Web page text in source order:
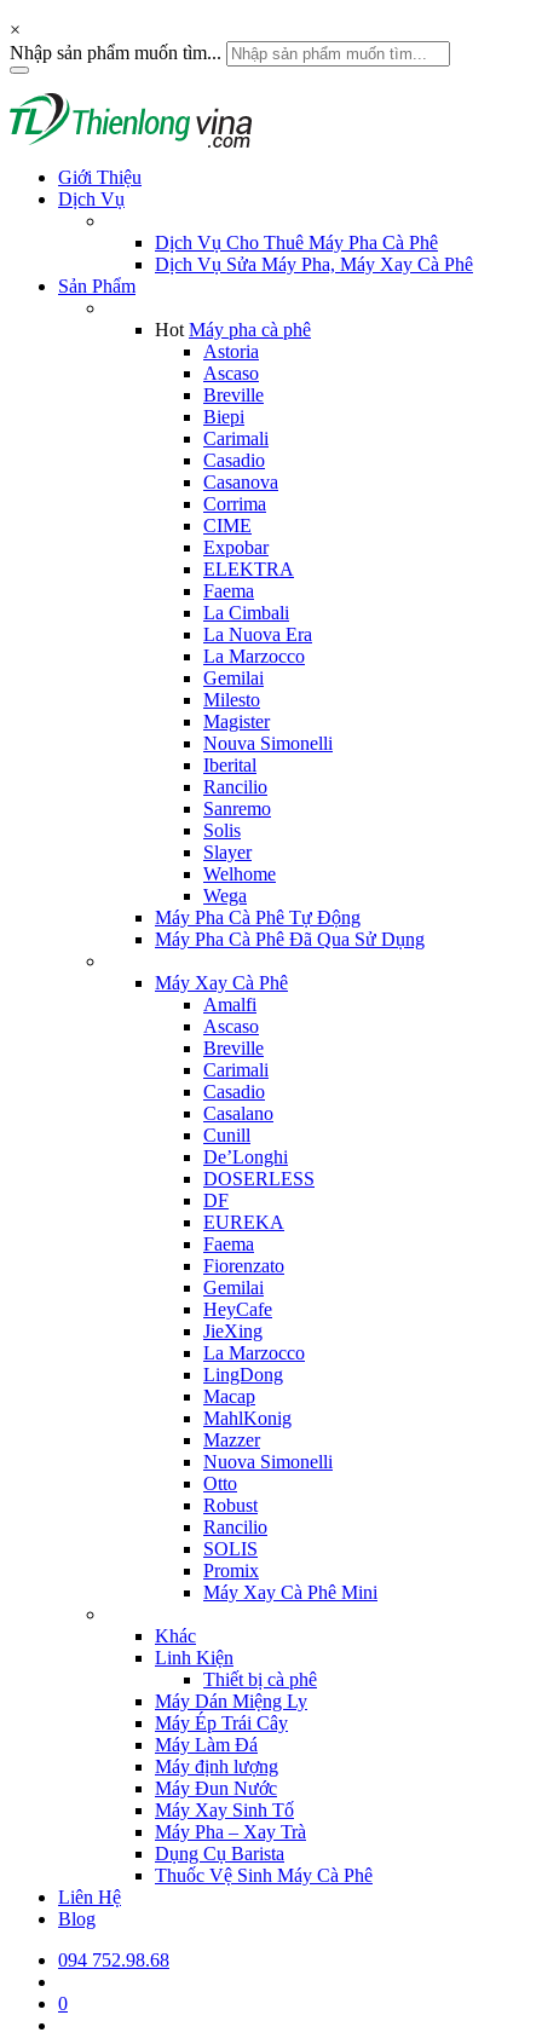
×
Nhập sản phẩm muốn tìm...
Giới Thiệu
Dịch Vụ
Dịch Vụ Cho Thuê Máy Pha Cà Phê
Dịch Vụ Sửa Máy Pha, Máy Xay Cà Phê
Sản Phẩm
Hot Máy pha cà phê
Astoria
Ascaso
Breville
Biepi
Carimali
Casadio
Casanova
Corrima
CIME
Expobar
ELEKTRA
Faema
La Cimbali
La Nuova Era
La Marzocco
Gemilai
Milesto
Magister
Nouva Simonelli
Iberital
Rancilio
Sanremo
Solis
Slayer
Welhome
Wega
Máy Pha Cà Phê Tự Động
Máy Pha Cà Phê Đã Qua Sử Dụng
Máy Xay Cà Phê
Amalfi
Ascaso
Breville
Carimali
Casadio
Casalano
Cunill
De’Longhi
DOSERLESS
DF
EUREKA
Faema
Fiorenzato
Gemilai
HeyCafe
JieXing
La Marzocco
LingDong
Macap
MahlKonig
Mazzer
Nuova Simonelli
Otto
Robust
Rancilio
SOLIS
Promix
Máy Xay Cà Phê Mini
Khác
Linh Kiện
Thiết bị cà phê
Máy Dán Miệng Ly
Máy Ép Trái Cây
Máy Làm Đá
Máy định lượng
Máy Đun Nước
Máy Xay Sinh Tố
Máy Pha – Xay Trà
Dụng Cụ Barista
Thuốc Vệ Sinh Máy Cà Phê
Liên Hệ
Blog
094 752.98.68
0